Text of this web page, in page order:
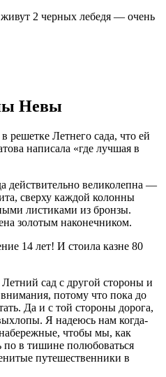
2 черных лебедя — очень
Невы
решетке Летнего сада, что ей
написала «где лучшая в
действительно великолепна —
сверху каждой колонны
листиками из бронзы.
золотым наконечником.
14 лет! И стоила казне 80
сад с другой стороны и
потому что пока до
Да и с той стороны дорога,
Я надеюсь нам когда-
чтобы мы, как
по в тишине полюбоваться
путешественники в